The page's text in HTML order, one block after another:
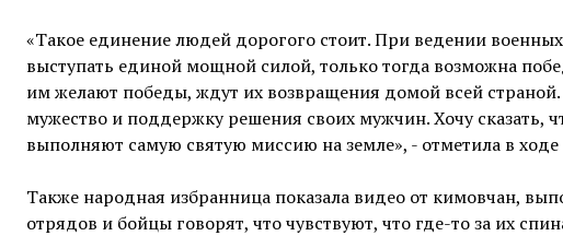
«Такое единение людей дорогого стоит. При ведении
выступать единой мощной силой, только тогда возможна
им желают победы, ждут их возвращения домой всей
мужество и поддержку решения своих мужчин. Хочу сказать,
выполняют самую святую миссию на земле», - отметила в
Также народная избранница показала видео от кимовчан,
отрядов и бойцы говорят, что чувствуют, что где-то за их